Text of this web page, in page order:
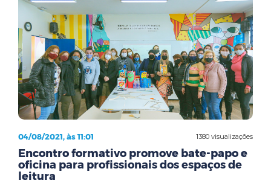
1380 visualizações
04/08/2021, às 11:01
Encontro formativo promove bate-papo e
oficina para profissionais dos espaços de
leitura